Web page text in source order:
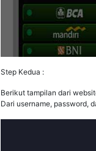
Step Kedua :
Berikut tampilan dari
Dari username, password,